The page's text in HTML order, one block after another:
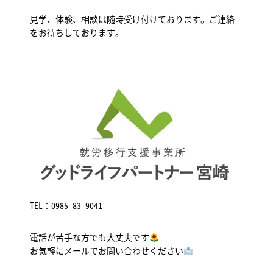
見学、体験、相談は随時受け付けております。ご連絡
をお待ちしております。
TEL：0985-83-9041
電話が苦手な方でも大丈夫です
お気軽にメールでお問い合わせください